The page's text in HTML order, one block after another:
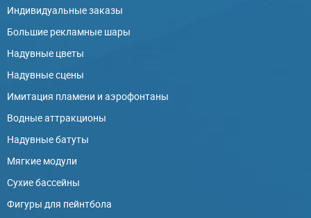
Индивидуальные заказы
Большие рекламные шары
Надувные цветы
Надувные сцены
Имитация пламени и аэрофонтаны
Водные аттракционы
Надувные батуты
Мягкие модули
Сухие бассейны
Фигуры для пейнтбола